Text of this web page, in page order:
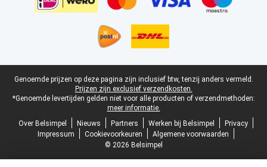
Juridische voettekst
Genoemde prijzen op deze pagina zijn inclusief btw, tenzij anders vermeld.
Prijzen zijn exclusief verzendkosten.
*Genoemde levertijden gelden niet voor alle producten of verzendmethoden:
meer informatie.
Over Belsimpel
Nieuws Partners Werken bij Belsimpel
Privacy
Impressum
Cookievoorkeuren
Algemene voorwaarden
© 2026 Belsimpel